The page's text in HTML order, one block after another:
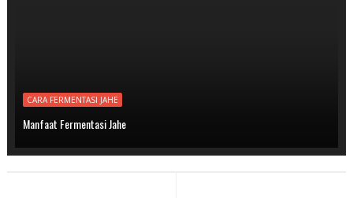
CARA FERMENTASI JAHE
Manfaat Fermentasi Jahe